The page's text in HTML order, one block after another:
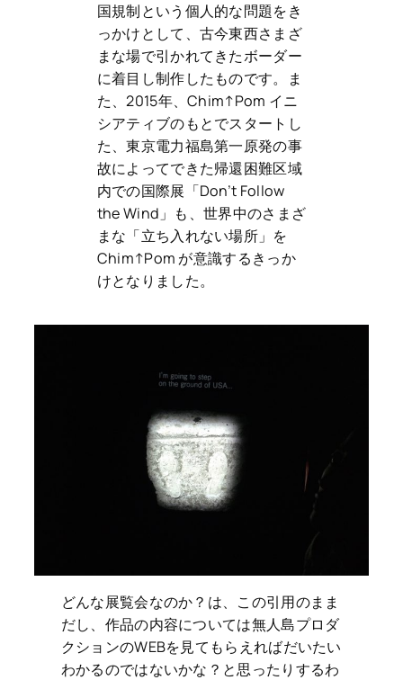
国規制という個人的な問題をき
っかけとして、古今東西さまざ
まな場で引かれてきたボーダー
に着目し制作したものです。ま
た、2015年、Chim↑Pom イニ
シアティブのもとでスタートし
た、東京電力福島第一原発の事
故によってできた帰還困難区域
内での国際展「Don’t Follow
the Wind」も、世界中のさまざ
まな「立ち入れない場所」を
Chim↑Pom が意識するきっか
けとなりました。
どんな展覧会なのか？は、この引用のまま
だし、作品の内容については無人島プロダ
クションのWEBを見てもらえればだいたい
わかるのではないかな？と思ったりするわ